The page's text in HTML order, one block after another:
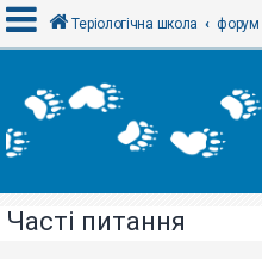
х
і
Р
Теріологічна школа
Часті питання